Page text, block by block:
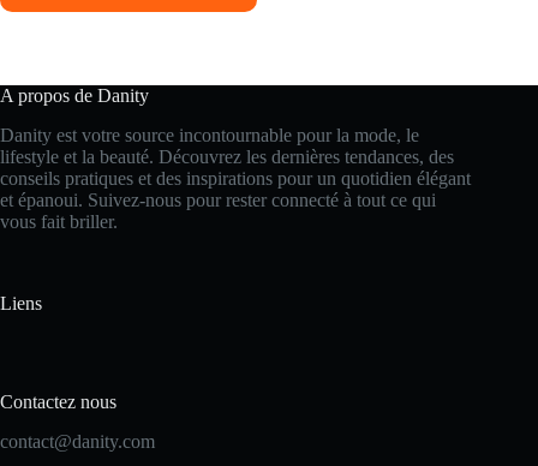
A propos de Danity
Danity est votre source incontournable pour la mode, le
lifestyle et la beauté. Découvrez les dernières tendances, des
conseils pratiques et des inspirations pour un quotidien élégant
et épanoui. Suivez-nous pour rester connecté à tout ce qui
vous fait briller.
Liens
Contactez nous
contact@danity.com